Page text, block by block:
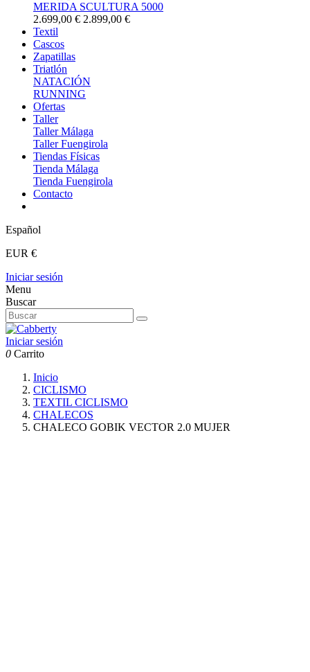
MERIDA SCULTURA 5000
2.699,00 € 2.899,00 €
Textil
Cascos
Zapatillas
Triatlón
NATACIÓN
RUNNING
Ofertas
Taller
Taller Málaga
Taller Fuengirola
Tiendas Físicas
Tienda Málaga
Tienda Fuengirola
Contacto
Español
EUR €
Iniciar sesión
Menu
Buscar
Iniciar sesión
0 Carrito
Inicio
CICLISMO
TEXTIL CICLISMO
CHALECOS
CHALECO GOBIK VECTOR 2.0 MUJER